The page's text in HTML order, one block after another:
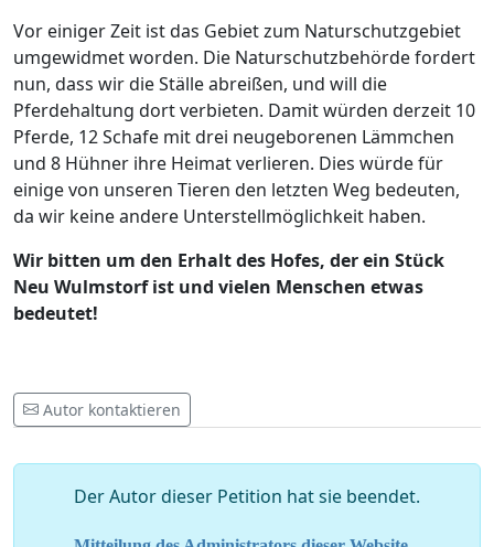
Vor einiger Zeit ist das Gebiet zum Naturschutzgebiet
umgewidmet worden. Die Naturschutzbehörde fordert
nun, dass wir die Ställe abreißen, und will die
Pferdehaltung dort verbieten. Damit würden derzeit 10
Pferde, 12 Schafe mit drei neugeborenen Lämmchen
und 8 Hühner ihre Heimat verlieren. Dies würde für
einige von unseren Tieren den letzten Weg bedeuten,
da wir keine andere Unterstellmöglichkeit haben.
Wir bitten um den Erhalt des Hofes, der ein Stück
Neu Wulmstorf ist und vielen Menschen etwas
bedeutet!
Autor kontaktieren
Der Autor dieser Petition hat sie beendet.